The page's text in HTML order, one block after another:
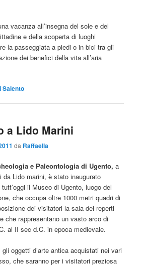
vacanza all’insegna del sole e del
e della scoperta di luoghi
la passeggiata a piedi o in bici tra gli
dei benefici della vita all’aria
Salento
a Lido Marini
da Raffaella
e Paleontologia di Ugento, a
da Lido marini, è stato inaugurato
il Museo di Ugento, luogo del
che occupa oltre 1000 metri quadri di
dei visitatori la sala dei reperti
che rappresentano un vasto arco di
al II sec d.C. in epoca medievale.
oggetti d’arte antica acquistati nei vari
che saranno per i visitatori preziosa